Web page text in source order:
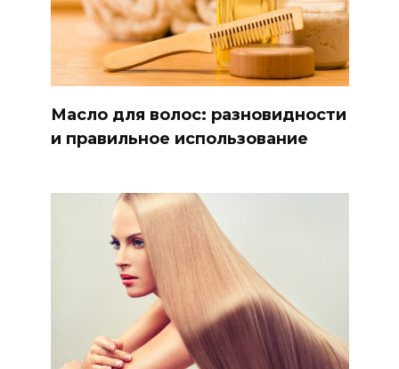
Масло для волос: разновидности
и правильное использование